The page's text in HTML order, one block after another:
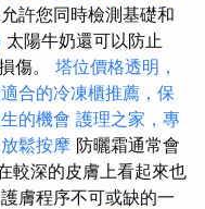
許您同時檢測基礎和
太陽牛奶還可以防止
傷。 塔位價格透明，
合的冷凍櫃推薦，保
的機會 護理之家，專
鬆按摩 防曬霜通常會
較深的皮膚上看起來也
膚程序不可或缺的一